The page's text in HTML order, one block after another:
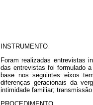
INSTRUMENTO
Foram realizadas entrevistas
das entrevistas foi formulado
base nos seguintes eixos
diferenças geracionais da
intimidade familiar;